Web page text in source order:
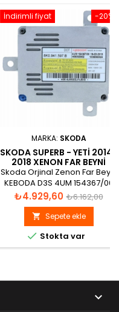
-20%
İndirimli fiyat
MARKA: SKODA
SKODA SUPERB - YETI 2014-
2018 XENON FAR BEYNI
Skoda Orjinal Zenon Far Beyni
KEBODA D3S 4UM 154367/00
2000H/35W MAX 1300V DC
42V AC
Fiyat
₺4.929,60 Normal
fiyat
₺6.162,00
 Sepete ekle
 Stokta var
